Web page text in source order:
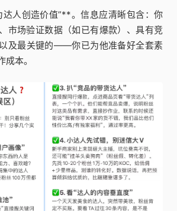
人创造价值”**。信息应清晰包含：你
市场验证数据（如已有爆款）、具有竞
及最关键的——你已为他准备好全套素
本。